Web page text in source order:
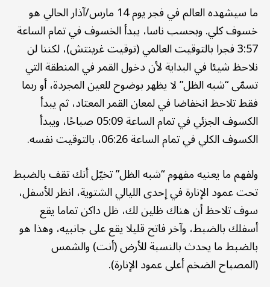
ما سيشهده العالم في فجر يوم 14 مارس/آذار الحالي هو
خسوف كلي. وبحسب ناسا، يبدأ الخسوف في تمام الساعة
3:57 فجرا بالتوقيت العالمي (توقيت غرينتش)، لكننا لن
نلاحظ شيئا في البداية لأن دخول القمر في المنطقة التي
تسمّى “شبه الظل” لا يظهر بوضوح للعين المجردة، أو ربما
فقط تلاحظ انخفاضا في لمعان القمر المعتاد، ثم يبدأ
الكسوف الجزئي في تمام الساعة 05:09 صباحًا، ويبدأ
الكسوف الكلي في تمام الساعة 06:26، بالتوقيت نفسه.
ولفهم ما يعنيه مفهوم “شبه الظل” تخيّل أنك تقف بالضبط
تحت عمود الإنارة في إحدى الليالي الشتوية، انظر للأسفل،
سوف تلاحظ أن هناك ظلين لك، ظل داكن تماما يقع
أسفلك بالضبط، وآخر فاتح قليلا يقع على جانبيه، وهذا هو
بالضبط ما يحدث بالنسبة للأرض (أنت) والشمس
(المصباح الضخم أعلى عمود الإنارة).